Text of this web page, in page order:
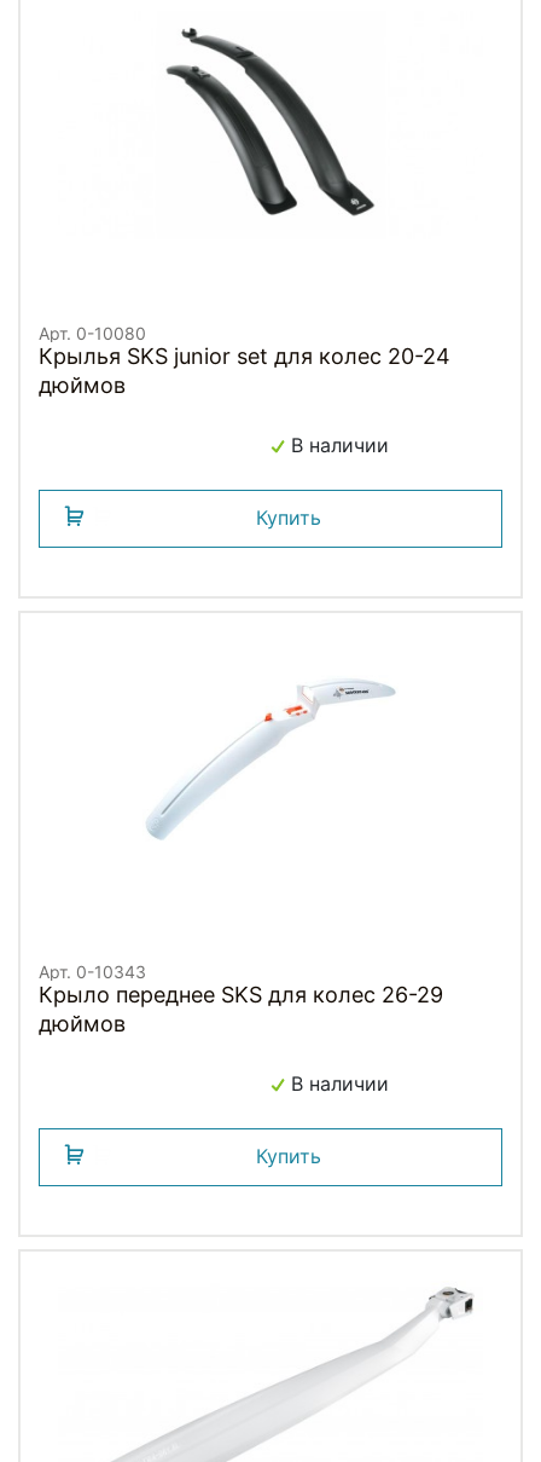
Арт. 0-10080
Крылья SKS junior set для колес 20-24
дюймов
В наличии
Купить
Арт. 0-10343
Крыло переднее SKS для колес 26-29
дюймов
В наличии
Купить